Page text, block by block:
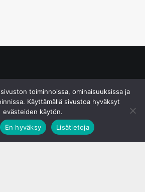
toiminnoissa, ominaisuuksissa ja
Käyttämällä sivustoa hyväksyt
evästeiden käytön.
En hyväksy Lisätietoja